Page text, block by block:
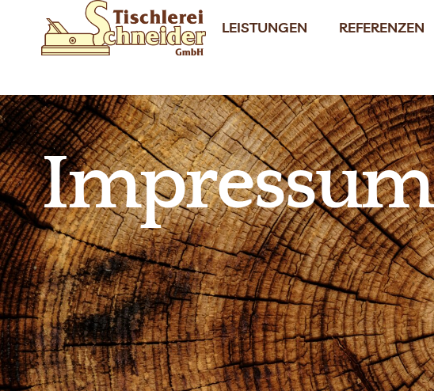
LEISTUNGEN REFERENZEN
Impressum